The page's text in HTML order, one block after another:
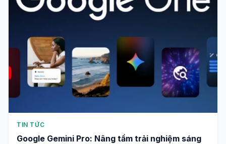
TIN TỨC
Google Gemini Pro: Nâng tầm trải nghiệm sáng